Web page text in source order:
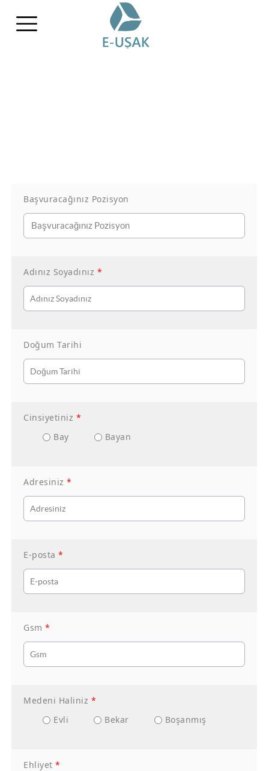
Başvuracağınız Pozisyon
Adınız Soyadınız *
Doğum Tarihi
Cinsiyetiniz *
Bay
Bayan
Adresiniz*
E-posta*
Gsm*
Medeni Haliniz *
Evli
Bekar Boşanmış
Ehliyet*